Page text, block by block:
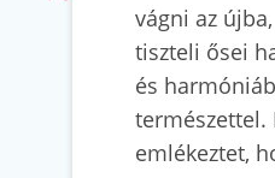
vágni az
tiszteli ősei
és
természettel.
emlékeztet,